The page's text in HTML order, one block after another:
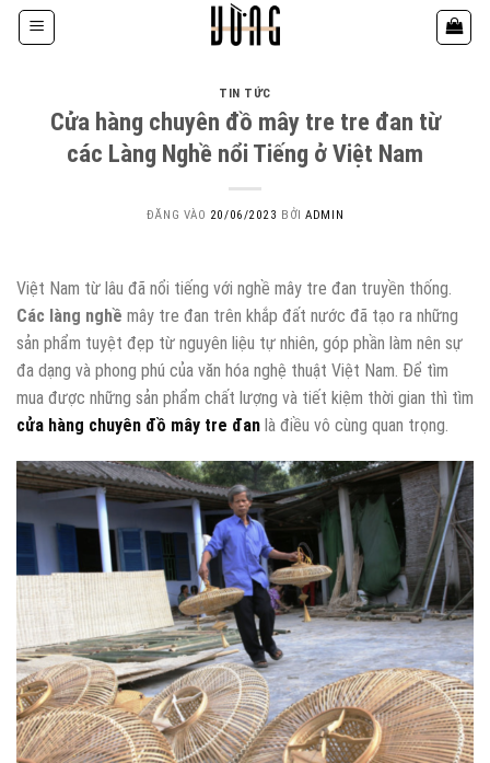
qua
TIN TỨC
Cửa hàng chuyên đồ mây tre tre đan từ
các Làng Nghề nổi Tiếng ở Việt Nam
ĐĂNG VÀO 20/06/2023 BỞIADMIN
Việt Nam từ lâu đã nổi tiếng với nghề mây tre đan truyền thống.
Các làng nghề mây tre đan trên khắp đất nước đã tạo ra những
sản phẩm tuyệt đẹp từ nguyên liệu tự nhiên, góp phần làm nên sự
đa dạng và phong phú của văn hóa nghệ thuật Việt Nam. Để tìm
mua được những sản phẩm chất lượng và tiết kiệm thời gian thì tìm
cửa hàng chuyên đồ mây tre đan là điều vô cùng quan trọng.